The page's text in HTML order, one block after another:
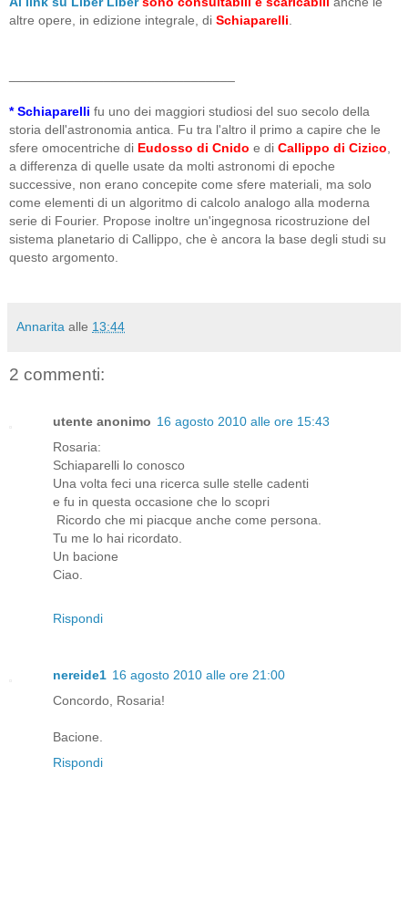
altre opere, in edizione integrale, di Schiaparelli
* Schiaparelli fu uno dei maggiori studiosi del suo secolo della
storia dell'astronomia antica. Fu tra l'altro il primo a capire che le
sfere omocentriche di Eudosso di Cnido e di Callippo di Cizico
a differenza di quelle usate da molti astronomi di epoche
successive, non erano concepite come sfere materiali, ma solo
come elementi di un algoritmo di calcolo analogo alla moderna
serie di Fourier. Propose inoltre un'ingegnosa ricostruzione del
sistema planetario di Callippo, che è ancora la base degli studi su
questo argomento.
Annarita alle 13:44
2 commenti:
utente anonimo 16 agosto 2010 alle ore 15:43
Rosaria:
Schiaparelli lo conosco
Una volta feci una ricerca sulle stelle cadenti
e fu in questa occasione che lo scopri
Ricordo che mi piacque anche come persona.
Tu me lo hai ricordato.
Un bacione
Ciao.
Rispondi
nereide1 16 agosto 2010 alle ore 21:00
Concordo, Rosaria!
Bacione.
Rispondi